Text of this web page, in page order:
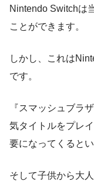
Nintendo Switchは
ことができます。
しかし、これは
です。
『スマッシュブラ
気タイトルをプレ
要になってくると
そして子供から大